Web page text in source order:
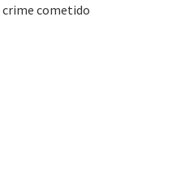
crime cometido